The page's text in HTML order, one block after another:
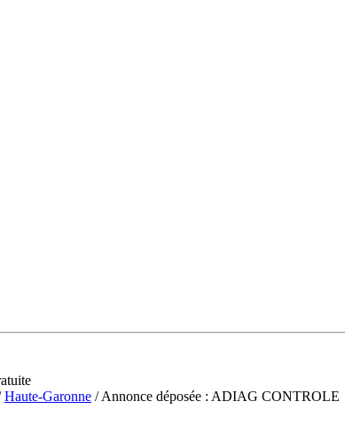
Haute-Garonne / Annonce déposée : ADIAG CONTROLE